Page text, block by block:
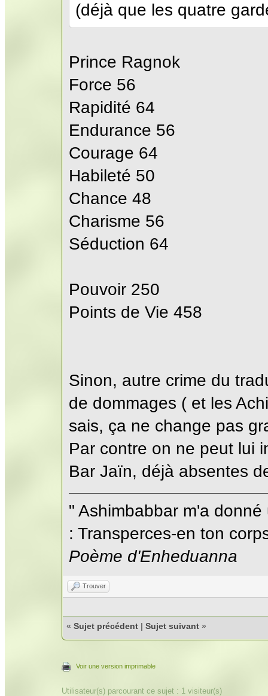
(déjà que les quatre
Prince Ragnok
Force 56
Rapidité 64
Endurance 56
Courage 64
Habileté 50
Chance 48
Charisme 56
Séduction 64
Pouvoir 250
Points de Vie 458
Sinon, autre crime du
de dommages ( et les
sais, ça ne change pas
Par contre on ne peut lui
Bar Jaïn, déjà absentes
" Ashimbabbar m'a
: Transperces-en ton
Poème d'Enheduanna
Trouver
« Sujet précédent | Sujet suivant »
Voir une version imprimable
Utilisateur(s) parcourant ce sujet : 1 visiteur(s)